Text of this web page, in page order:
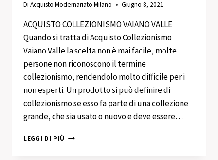
Di Acquisto Modernariato Milano Giugno 8, 2021
ACQUISTO COLLEZIONISMO VAIANO VALLE
Quando si tratta di Acquisto Collezionismo
Vaiano Valle la scelta non è mai facile, molte
persone non riconoscono il termine
collezionismo, rendendolo molto difficile per i
non esperti. Un prodotto si può definire di
collezionismo se esso fa parte di una collezione
grande, che sia usato o nuovo e deve essere…
LEGGI DI PIÙ ACQUISTO